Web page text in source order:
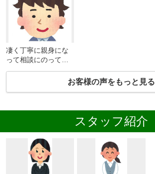
凄く丁寧に親身にな
って相談にのってく
お客様の声をもっと見る
スタッフ紹介